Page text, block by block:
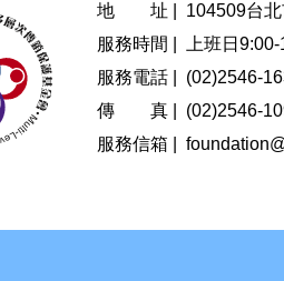
地 址 |
104509台
服務時間 |
上班日
服務電話 |
(02)2546-
傳 真 |
(02)2546-
服務信箱 |